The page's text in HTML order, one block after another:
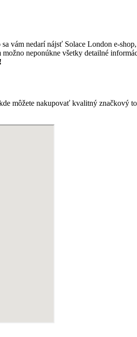
sa vám nedarí nájsť Solace London e-
možno neponúkne všetky detailné
!
môžete nakupovať kvalitný značkový